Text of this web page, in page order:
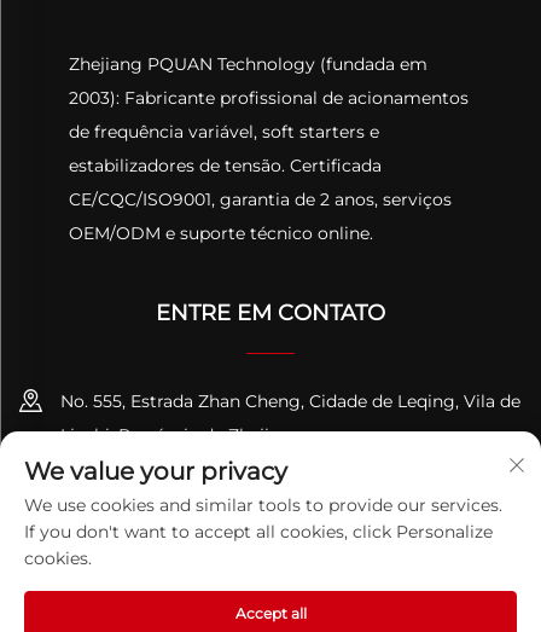
Zhejiang PQUAN Technology (fundada em
2003): Fabricante profissional de acionamentos
de frequência variável, soft starters e
estabilizadores de tensão. Certificada
CE/CQC/ISO9001, garantia de 2 anos, serviços
OEM/ODM e suporte técnico online.
ENTRE EM CONTATO
No. 555, Estrada Zhan Cheng, Cidade de Leqing, Vila de
Liushi, Província de Zhejiang
+86-13695814656
[email protected]
Direitos Autorais © 2026 ZHEJIANG PQUAN Technology Co. Ltd.
We value your privacy
We use cookies and similar tools to provide our services.
If you don't want to accept all cookies, click Personalize
cookies.
Accept all